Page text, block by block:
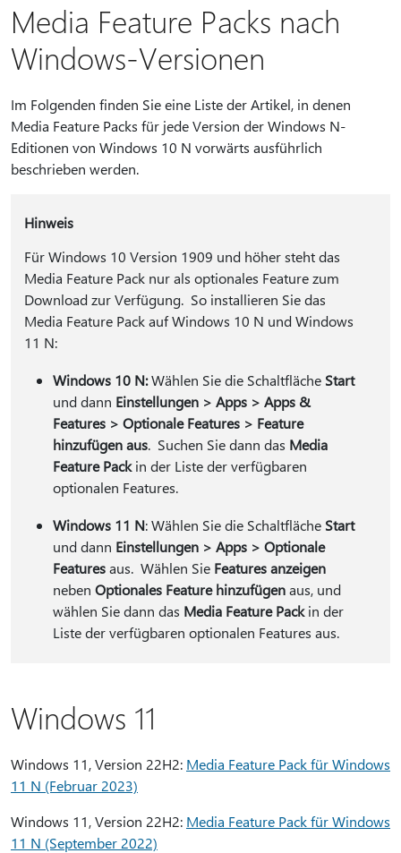
Media Feature Packs nach
Windows-Versionen
Im Folgenden finden Sie eine Liste der Artikel, in denen
Media Feature Packs für jede Version der Windows N-
Editionen von Windows 10 N vorwärts ausführlich
beschrieben werden.
Hinweis
Für Windows 10 Version 1909 und höher steht das
Media Feature Pack nur als optionales Feature zum
Download zur Verfügung. So installieren Sie das
Media Feature Pack auf Windows 10 N und Windows
11 N:
Windows 10 N:Wählen Sie die Schaltfläche Start
und dann Einstellungen > Apps > Apps &
Features > Optionale Features > Feature
hinzufügen aus. Suchen Sie dann das Media
Feature Packin der Liste der verfügbaren
optionalen Features.
Windows 11 N: Wählen Sie die Schaltfläche Start
und dann Einstellungen > Apps > Optionale
Featuresaus. Wählen Sie Features anzeigen
neben Optionales Feature hinzufügenaus, und
wählen Sie dann das Media Feature Packin der
Liste der verfügbaren optionalen Features aus.
Windows 11
Windows 11, Version 22H2: Media Feature Pack für Windows
11 N (Februar 2023)
Windows 11, Version 22H2: Media Feature Pack für Windows
11 N (September 2022)